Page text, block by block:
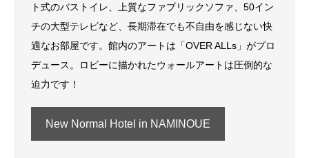
ト式のバストイレ、上質なファブリックソファ、50イン
チの大型テレビなど、長期滞在でも不自由を感じない快
適なお部屋です。館内のアートは「OVER ALLs」がプロ
デュース。ロビーに描かれたウォールアートは圧倒的な
迫力です！
New Normal Hotel in NAMINOUE